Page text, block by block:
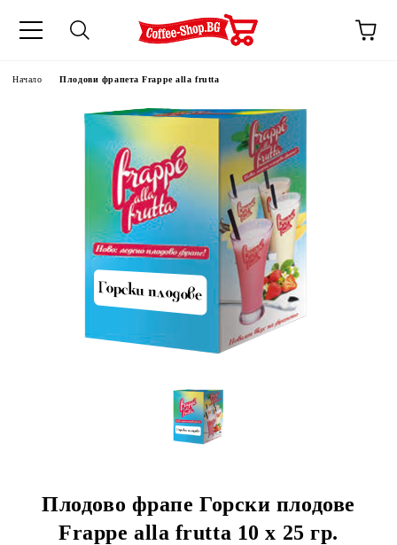
Начало Плодови фрапета Frappe alla frutta
Плодово фрапе Горски плодове
Frappe alla frutta 10 х 25 гр.